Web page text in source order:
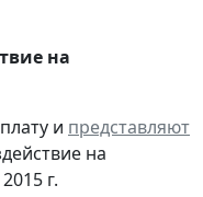
на
плату и представляют
на
г.